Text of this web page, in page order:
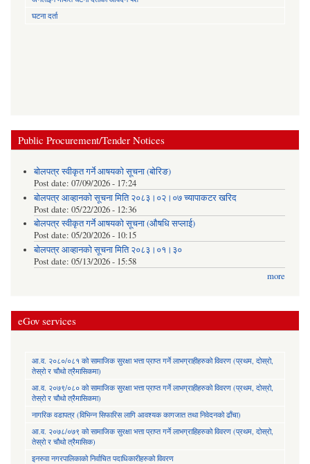
घटना दर्ता
Public Procurement/Tender Notices
बोलपत्र स्वीकृत गर्ने आषयको सूचना (बोरिङ)
Post date: 07/09/2026 - 17:24
बोलपत्र आव्हानको सूचना मिति २०८३।०२।०७ च्यापाकटर खरिद
Post date: 05/22/2026 - 12:36
बोलपत्र स्वीकृत गर्ने आषयको सूचना (औषधि सप्लाई)
Post date: 05/20/2026 - 10:15
बोलपत्र आव्हानको सूचना मिति २०८३।०१।३०
Post date: 05/13/2026 - 15:58
more
eGov services
आ.व. २०८०/०८१ को सामाजिक सुरक्षा भत्ता प्राप्त गर्ने लाभग्राहीहरुको विवरण (प्रथम, दोस्रो,
तेस्रो र चौथो त्रैमासिकमा)
आ.व. २०७९/०८० को सामाजिक सुरक्षा भत्ता प्राप्त गर्ने लाभग्राहीहरुको विवरण (प्रथम, दोस्रो,
तेस्रो र चौथो त्रैमासिकमा)
नागरिक वडापत्र (विभिन्न सिफारिस लागि आवश्यक कागजात तथा निवेदनको ढाँचा)
आ.व. २०७८/०७९ को सामाजिक सुरक्षा भत्ता प्राप्त गर्ने लाभग्राहिहरुको विवरण (प्रथम, दोस्रो,
तेस्रो र चौथो त्रैमासिक)
इनरुवा नगरपालिकाको निर्वाचित पदाधिकारीहरुको विवरण